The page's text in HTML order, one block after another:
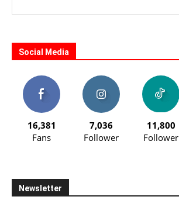
Social Media
16,381
Fans
7,036
Follower
11,800
Follower
Newsletter